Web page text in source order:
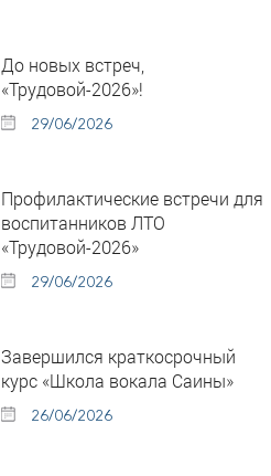
До новых встреч,
«Трудовой-2026»!
29/06/2026
Профилактические встречи для
воспитанников ЛТО
«Трудовой-2026»
29/06/2026
Завершился краткосрочный
курс «Школа вокала Саины»
26/06/2026